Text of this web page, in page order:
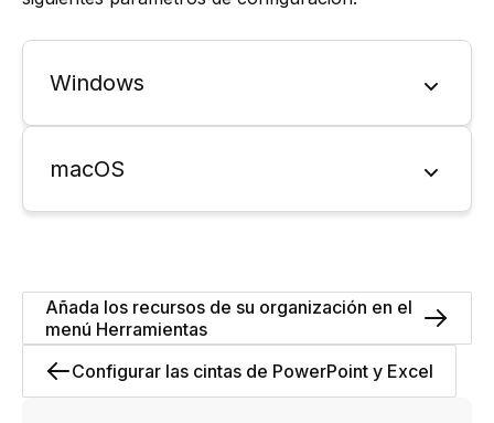
Windows
macOS
Configurar las cintas de PowerPoint y Excel
Añada los recursos de su organización en el
menú Herramientas